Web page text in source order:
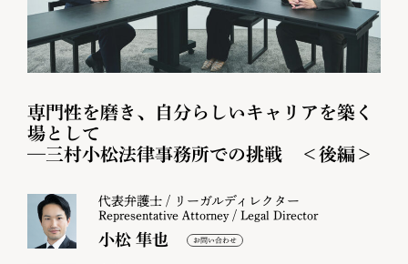
専門性を磨き、自分らしいキャリアを築く
場として
—三村小松法律事務所での挑戦 ＜後編＞
代表弁護士 / リーガルディレクター
Representative Attorney / Legal Director
小松 隼也